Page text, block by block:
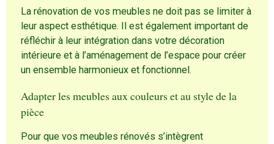
La rénovation de vos meubles ne doit pas se limiter à
leur aspect esthétique. Il est également important de
réfléchir à leur intégration dans votre décoration
intérieure et à l’aménagement de l’espace pour créer
un ensemble harmonieux et fonctionnel.
Adapter les meubles aux couleurs et au style de la
pièce
Pour que vos meubles rénovés s’intègrent